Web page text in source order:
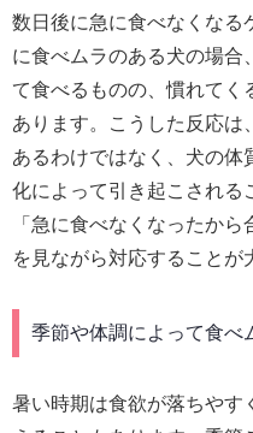
数日後に急に食べなくなる
に食べムラのある犬の場合
て食べるものの、慣れてく
あります。こうした反応は
あるわけではなく、犬の体
化によって引き起こされる
「急に食べなくなったか
を見ながら対応することが
季節や体調によって食べ
暑い時期は食欲が落ちやす